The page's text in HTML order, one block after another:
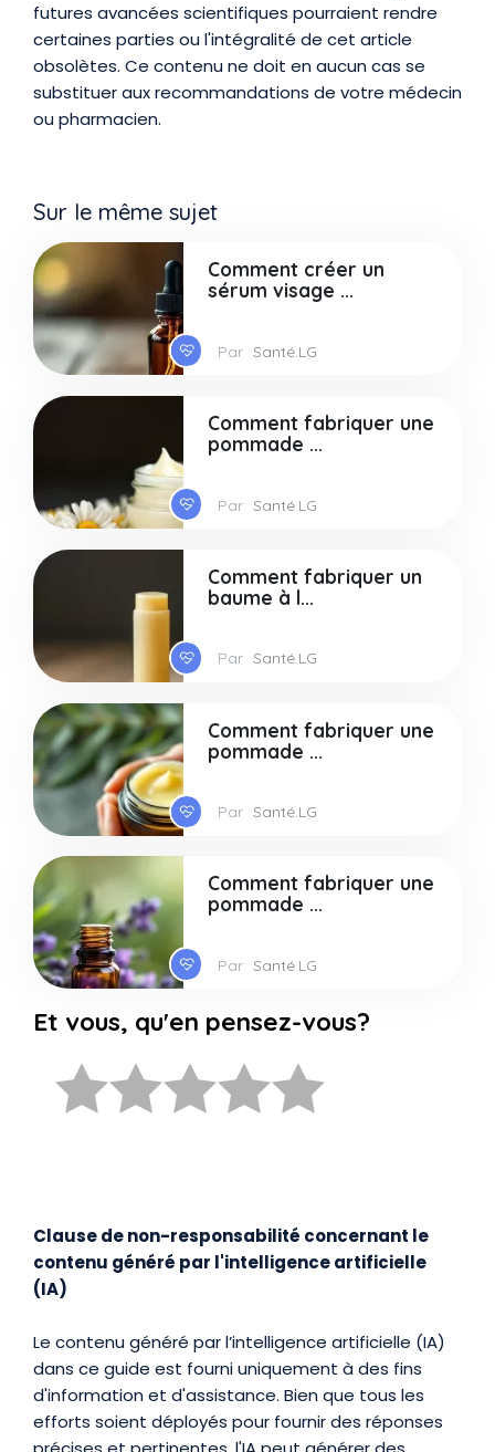
futures avancées scientifiques pourraient rendre
certaines parties ou l'intégralité de cet article
obsolètes. Ce contenu ne doit en aucun cas se
substituer aux recommandations de votre médecin
ou pharmacien.
Sur le même sujet
Comment créer un
sérum visage ...
Par Santé.LG
Comment fabriquer une
pommade ...
Par Santé.LG
Comment fabriquer un
baume à l...
Par Santé.LG
Comment fabriquer une
pommade ...
Par Santé.LG
Comment fabriquer une
pommade ...
Par Santé.LG
Et vous, qu'en pensez-vous?
Clause de non-responsabilité concernant le
contenu généré par l'intelligence artificielle
(IA)
Le contenu généré par l’intelligence artificielle (IA)
dans ce guide est fourni uniquement à des fins
d'information et d'assistance. Bien que tous les
efforts soient déployés pour fournir des réponses